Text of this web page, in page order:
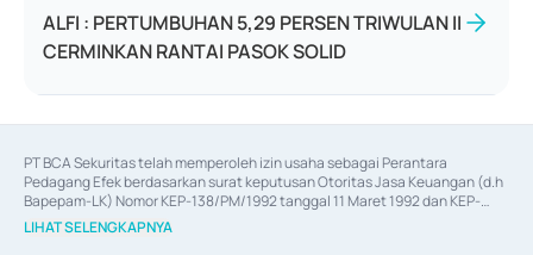
ALFI : PERTUMBUHAN 5,29 PERSEN TRIWULAN II
CERMINKAN RANTAI PASOK SOLID
PT BCA Sekuritas telah memperoleh izin usaha sebagai Perantara
Pedagang Efek berdasarkan surat keputusan Otoritas Jasa Keuangan (d.h
Bapepam-LK) Nomor KEP-138/PM/1992 tanggal 11 Maret 1992 dan KEP-
06/D.04/2014 tanggal 28 Februari 2014, izin usaha sebagai Penjamin Emisi
Efek berdasarkan surat keputusan Otoritas Jasa Keuangan Nomor KEP-
LIHAT SELENGKAPNYA